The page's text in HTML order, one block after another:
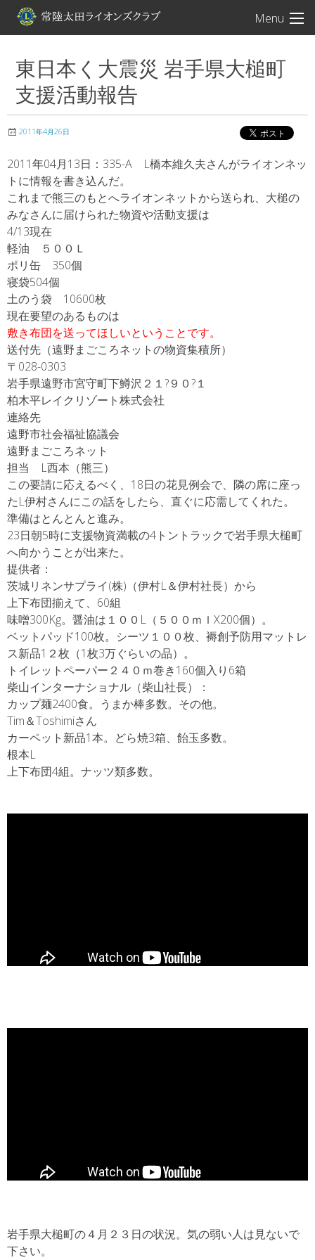
Menu
常陸太田ライオン
東日本く大震災 岩手県大槌町
支援活動報告
2011年4月26日
2011年04月13日：335-A L橋本維久夫さんがライオンネッ
トに情報を書き込んだ。
これまで熊三のもとへライオンネットから送られ、大槌の
みなさんに届けられた物資や活動支援は
4/13現在
軽油 ５００Ｌ
ポリ缶 350個
寝袋504個
土のう袋 10600枚
現在要望のあるものは
敷き布団を送ってほしいということです。
送付先（遠野まごころネットの物資集積所）
〒028-0303
岩手県遠野市宮守町下鱒沢２１?９０?１
柏木平レイクリゾート株式会社
連絡先
遠野市社会福祉協議会
遠野まごころネット
担当 L西本（熊三）
この要請に応えるべく、18日の花見例会で、隣の席に座っ
たL伊村さんにこの話をしたら、直ぐに応需してくれた。
準備はとんとんと進み。
23日朝5時に支援物資満載の4トントラックで岩手県大槌町
へ向かうことが出来た。
提供者：
茨城リネンサプライ(株)（伊村L＆伊村社長）から
上下布団揃えて、60組
味噌300Kg。醤油は１００L（５００ｍｌX200個）。
ベットパッド100枚。シーツ１００枚、褥創予防用マットレ
ス新品1２枚（1枚3万ぐらいの品）。
トイレットペーパー２４０ｍ巻き160個入り6箱
柴山インターナショナル（柴山社長）：
カップ麺2400食。うまか棒多数。その他。
Tim＆Toshimiさん
カーペット新品1本。どら焼3箱、飴玉多数。
根本L
上下布団4組。ナッツ類多数。
岩手県大槌町の４月２３日の状況。気の弱い人は見ないで
下さい。